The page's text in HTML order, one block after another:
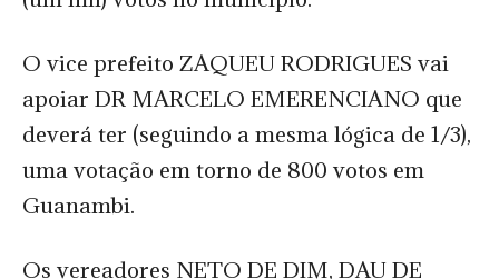
O vice prefeito ZAQUEU RODRIGUES vai
apoiar DR MARCELO EMERENCIANO que
deverá ter (seguindo a mesma lógica de 1/3),
uma votação em torno de 800 votos em
Guanambi.
Os vereadores NETO DE DIM, DAU DE